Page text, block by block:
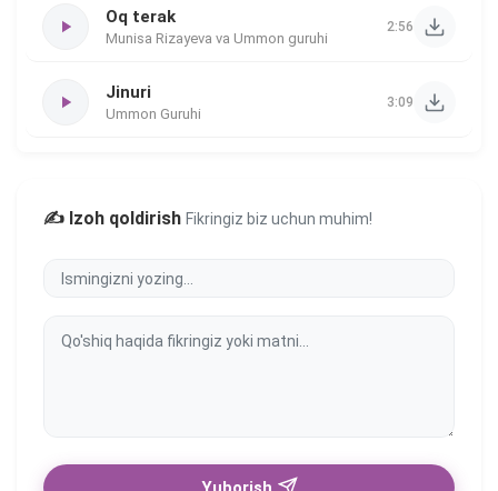
Oq terak
Munisa Rizayeva va Ummon guruhi
2:56
Jinuri
Ummon Guruhi
3:09
✍️ Izoh qoldirish Fikringiz biz uchun muhim!